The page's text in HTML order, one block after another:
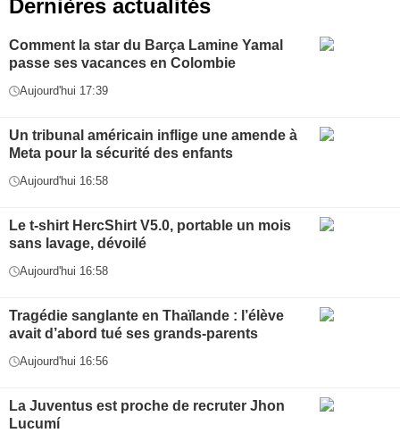
Dernières actualités
Comment la star du Barça Lamine Yamal
passe ses vacances en Colombie
Aujourd'hui 17:39
Un tribunal américain inflige une amende à
Meta pour la sécurité des enfants
Aujourd'hui 16:58
Le t-shirt HercShirt V5.0, portable un mois
sans lavage, dévoilé
Aujourd'hui 16:58
Tragédie sanglante en Thaïlande : l’élève
avait d’abord tué ses grands-parents
Aujourd'hui 16:56
La Juventus est proche de recruter Jhon
Lucumí